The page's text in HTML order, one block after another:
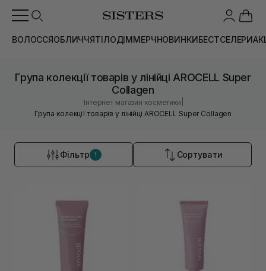
ВОЛОССЯОБЛИЧЧЯТІЛОДІММЕРЧНОВИНКИБЕСТСЕЛЕРИ
Група колекції товарів у лінійці AROCELL Super
Collagen
Інтернет магазин косметики
Група колекції товарів у лінійці AROCELL Super Collagen
Фільтр 1 Сортувати